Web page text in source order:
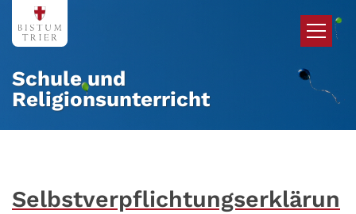
Zum Inhalt springen
Schule und
Religionsunterricht
Selbstverpflichtungserklärun